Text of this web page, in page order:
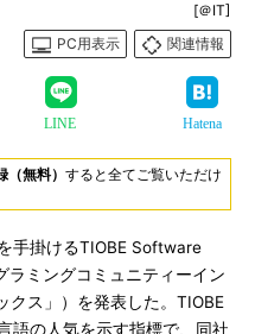
[＠IT]
PC用表示
関連情報
LINE Hatena
（無料） すると全てご覧いただけ
手掛けるTIOBE Software
ラミングコミュニティーイン
クス」）を発表した。TIOBE
語の人気を示す指標で、同社